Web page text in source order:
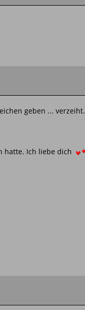
geben ... verzeiht.
hatte. Ich liebe dich